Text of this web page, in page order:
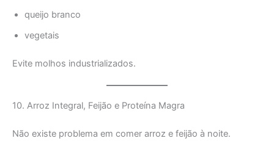
queijo branco
vegetais
Evite molhos industrializados.
10. Arroz Integral, Feijão e Proteína Magra
Não existe problema em comer arroz e feijão à noite.